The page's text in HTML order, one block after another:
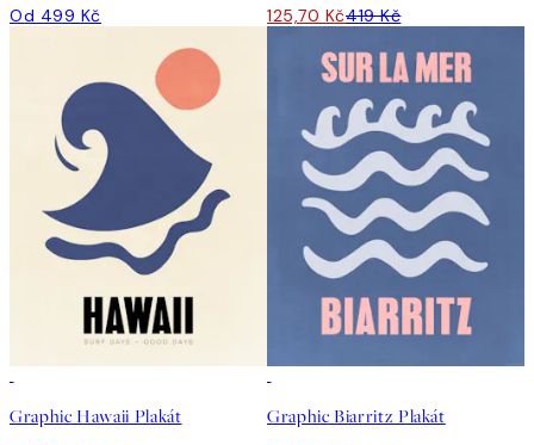
Od 499 Kč 125,70 Kč419 Kč
Graphic Hawaii Plakát Graphic Biarritz Plakát